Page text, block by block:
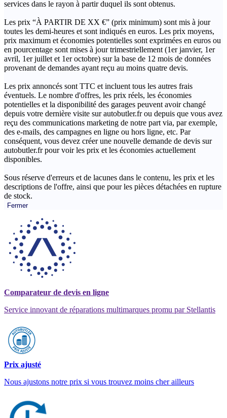
services dans le rayon à partir duquel ils sont obtenus.
Les prix “À PARTIR DE XX €” (prix minimum) sont mis à jour
toutes les demi-heures et sont indiqués en euros. Les prix moyens,
prix maximum et économies potentielles sont exprimées en euros ou
en pourcentage sont mises à jour trimestriellement (1er janvier, 1er
avril, 1er juillet et 1er octobre) sur la base de 12 mois de données
provenant de demandes ayant reçu au moins quatre devis.
Les prix annoncés sont TTC et incluent tous les autres frais
éventuels. Le nombre d'offres, les prix réels, les économies
potentielles et la disponibilité des garages peuvent avoir changé
depuis votre dernière visite sur autobutler.fr ou depuis que vous avez
reçu des communications marketing de notre part via, par exemple,
des e-mails, des campagnes en ligne ou hors ligne, etc. Par
conséquent, vous devez créer une nouvelle demande de devis sur
autobutler.fr pour voir les prix et les économies actuellement
disponibles.
Sous réserve d'erreurs et de lacunes dans le contenu, les prix et les
descriptions de l'offre, ainsi que pour les pièces détachées en rupture
de stock.
Fermer
Comparateur de devis en ligne
Service innovant de réparations multimarques promu par Stellantis
Prix ajusté
Nous ajustons notre prix si vous trouvez moins cher ailleurs